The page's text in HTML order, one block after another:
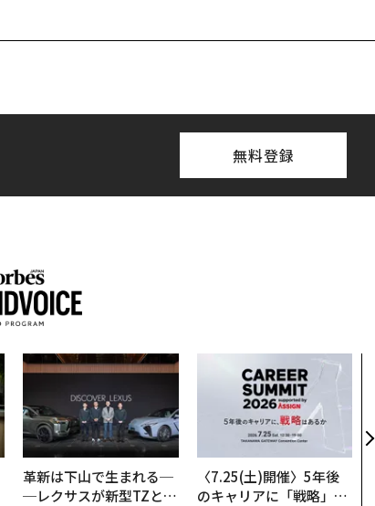
無料登録
革新は下山で生まれる─
─レクサスが新型TZとE
〈7.25(土)開催〉5年後
のキャリアに「戦略」は